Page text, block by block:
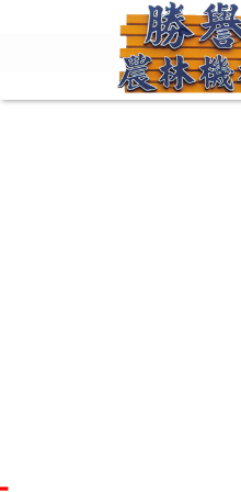
回
首
頁